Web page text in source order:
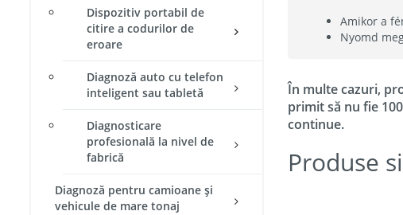
Dispozitiv portabil de
citire a codurilor de
eroare
Diagnoză auto cu telefon
inteligent sau tabletă
Diagnosticare
profesională la nivel de
fabrică
Diagnoză pentru camioane și
vehicule de mare tonaj
Amikor a
Nyomd
În multe cazuri,
primit să nu fie
continue.
Produse